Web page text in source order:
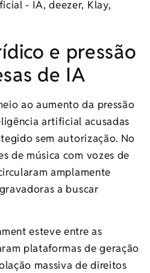
e pressão
de IA
ao aumento da pressão
artificial acusadas
sem autorização. No
de música com vozes de
amplamente
a buscar
esteve entre as
plataformas de geração
massiva de direitos